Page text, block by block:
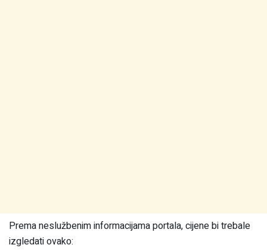
Prema neslužbenim informacijama portala, cijene bi trebale
izgledati ovako: